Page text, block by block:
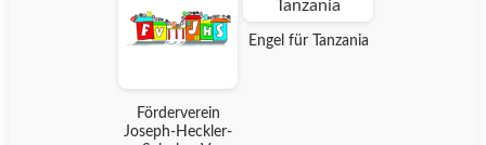
Förderverein
Joseph-Heckler-
Engel für Tanzania